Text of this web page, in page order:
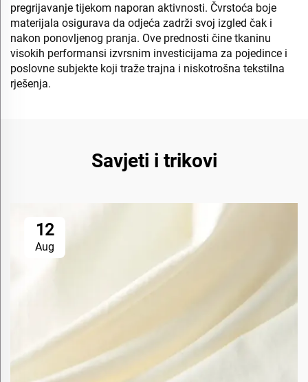
pregrijavanje tijekom naporan aktivnosti. Čvrstoća boje
materijala osigurava da odjeća zadrži svoj izgled čak i
nakon ponovljenog pranja. Ove prednosti čine tkaninu
visokih performansi izvrsnim investicijama za pojedince i
poslovne subjekte koji traže trajna i niskotrošna tekstilna
rješenja.
Savjeti i trikovi
12
Aug